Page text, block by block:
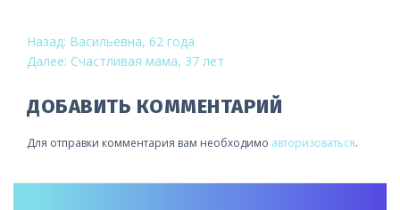
НАВИГАЦИЯ
ПО
ЗАПИСЯМ
Назад: Васильевна, 62 года
Далее: Счастливая мама, 37 лет
ДОБАВИТЬ КОММЕНТАРИЙ
Для отправки комментария вам необходимо авторизоваться.